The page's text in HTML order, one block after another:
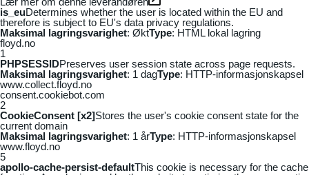
is_euDetermines whether the user is located within the EU and
therefore is subject to EU's data privacy regulations.
Maksimal lagringsvarighet: ØktType: HTML lokal lagring
floyd.no
1
PHPSESSIDPreserves user session state across page requests.
Maksimal lagringsvarighet: 1 dagType: HTTP-informasjonskapsel
www.collect.floyd.no
consent.cookiebot.com
2
CookieConsent [x2]Stores the user's cookie consent state for the
current domain
Maksimal lagringsvarighet: 1 årType: HTTP-informasjonskapsel
www.floyd.no
5
apollo-cache-persist-defaultThis cookie is necessary for the cache